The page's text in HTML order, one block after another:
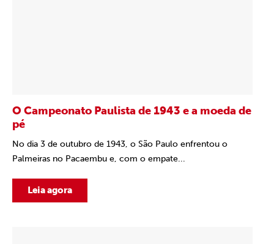
O Campeonato Paulista de 1943 e a moeda de
pé
No dia 3 de outubro de 1943, o São Paulo enfrentou o
Palmeiras no Pacaembu e, com o empate...
Leia agora